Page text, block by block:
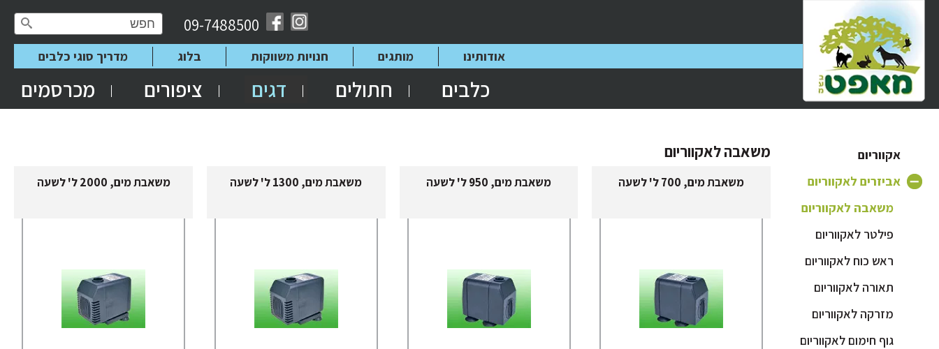
09-7488500
אודותינו מותגים חנויות משווקות בלוג מדריך סוגי כלבים
כלבים חתולים דגים ציפורים מכרסמים
אקווריום
אביזרים לאקווריום
משאבה לאקווריום
פילטר לאקווריום
ראש כוח לאקווריום
תאורה לאקווריום
מזרקה לאקווריום
גוף חימום לאקווריום
משאבה לאקווריום
משאבת מים, 700 ל' לשעה משאבת מים, 950 ל' לשעה משאבת מים, 1300 ל' לשעה משאבת מים, 2000 ל' לשעה